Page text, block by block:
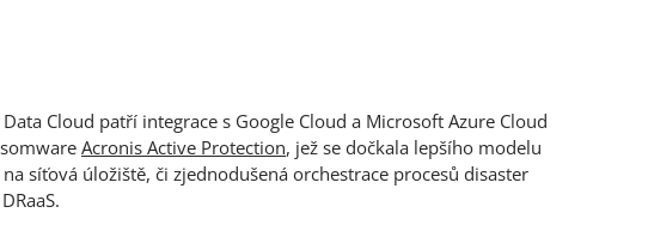
Cloud patří integrace s Google Cloud a Microsoft Azure Cloud
Acronis Active Protection, jež se dočkala lepšího modelu
síťová úložiště, či zjednodušená orchestrace procesů disaster